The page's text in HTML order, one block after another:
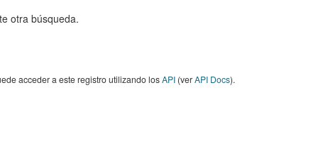
otra búsqueda.
acceder a este registro utilizando losAPI(verAPI Docs).